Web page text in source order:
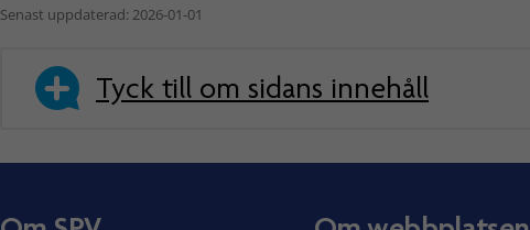
Senast uppdaterad: 2026-01-01
Tyck till om sidans innehåll